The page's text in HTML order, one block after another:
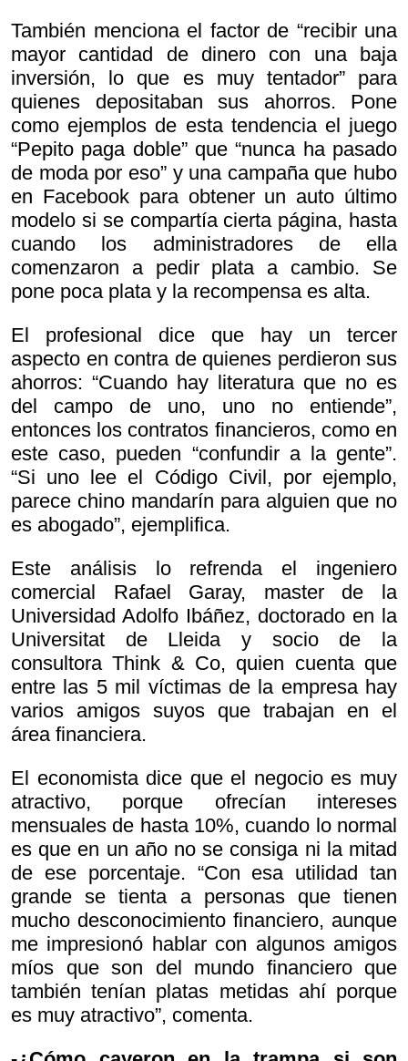
También menciona el factor de “recibir una
mayor cantidad de dinero con una baja
inversión, lo que es muy tentador” para
quienes depositaban sus ahorros. Pone
como ejemplos de esta tendencia el juego
“Pepito paga doble” que “nunca ha pasado
de moda por eso” y una campaña que hubo
en Facebook para obtener un auto último
modelo si se compartía cierta página, hasta
cuando los administradores de ella
comenzaron a pedir plata a cambio. Se
pone poca plata y la recompensa es alta.
El profesional dice que hay un tercer
aspecto en contra de quienes perdieron sus
ahorros: “Cuando hay literatura que no es
del campo de uno, uno no entiende”,
entonces los contratos financieros, como en
este caso, pueden “confundir a la gente”.
“Si uno lee el Código Civil, por ejemplo,
parece chino mandarín para alguien que no
es abogado”, ejemplifica.
Este análisis lo refrenda el ingeniero
comercial Rafael Garay, master de la
Universidad Adolfo Ibáñez, doctorado en la
Universitat de Lleida y socio de la
consultora Think & Co, quien cuenta que
entre las 5 mil víctimas de la empresa hay
varios amigos suyos que trabajan en el
área financiera.
El economista dice que el negocio es muy
atractivo, porque ofrecían intereses
mensuales de hasta 10%, cuando lo normal
es que en un año no se consiga ni la mitad
de ese porcentaje. “Con esa utilidad tan
grande se tienta a personas que tienen
mucho desconocimiento financiero, aunque
me impresionó hablar con algunos amigos
míos que son del mundo financiero que
también tenían platas metidas ahí porque
es muy atractivo”, comenta.